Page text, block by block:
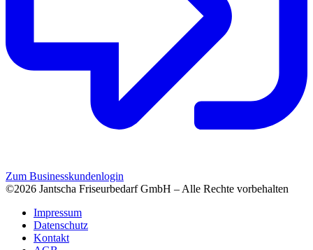
Zum Businesskundenlogin
©2026 Jantscha Friseurbedarf GmbH – Alle Rechte vorbehalten
Impressum
Datenschutz
Kontakt